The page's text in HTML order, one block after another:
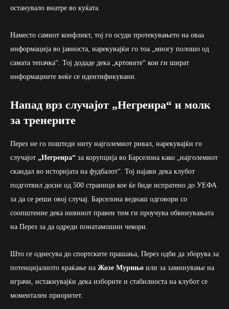
останувало внатре во куќата.
Наместо самиот конфликт, тој го осуди протекувањето на оваа
информација во јавноста, нарекувајќи го тоа „многу полошо од
самата тепачка“. Тој додаде дека „кртовите“ кои ги шират
информациите веќе се идентификувани.
Напад врз случајот „Негреира“ и молк
за тренерите
Перез не го поштеди ниту најголемиот ривал, нарекувајќи го
случајот „Негреира“ за корупција во Барселона како „најголемиот
скандал во историјата на фудбалот“. Тој најави дека клубот
подготвил досие од 500 страници кое ќе биде испратено до УЕФА
за да се реши овој случај. Барселона веднаш одговори со
соопштение дека нивниот правен тим ги проучува обвинувањата
на Перез за да одреди понатамошни чекори.
Што се однесува до спортските прашања, Перез одби да зборува за
потенцијалното враќање на Жозе Мурињо или за заминување на
играчи, истакнувајќи дека изборите и стабилноста на клубот се
моментален приоритет.